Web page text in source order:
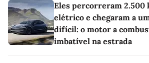
Eles percorreram 2.500
elétrico e chegaram a
difícil: o motor a
imbatível na estrada